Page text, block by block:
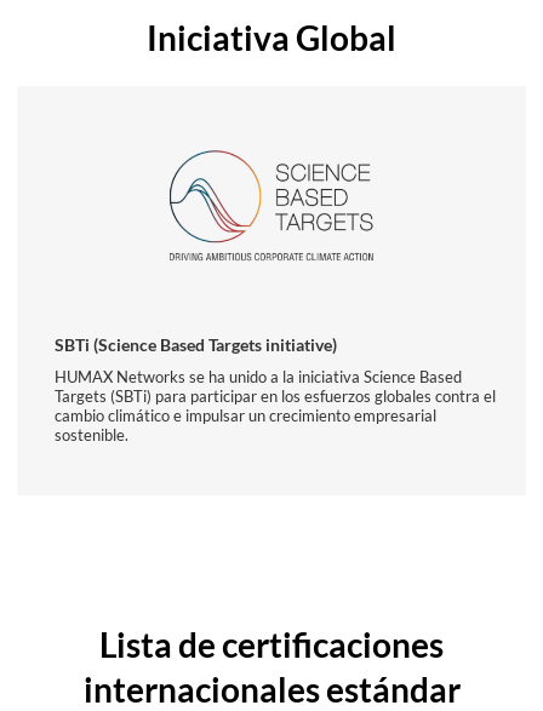
Iniciativa Global
SBTi (Science Based Targets initiative)
HUMAX Networks se ha unido a la iniciativa Science Based
Targets (SBTi) para participar en los esfuerzos globales contra el
cambio climático e impulsar un crecimiento empresarial
sostenible.
Lista de certificaciones
internacionales estándar